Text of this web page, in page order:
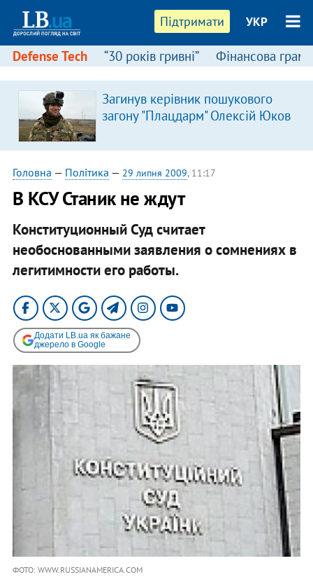
Підтримати УКР
Defense Tech “30 років гривні” Фінансова
Загинув керівник пошукового
загону "Плацдарм" Олексій Юков
Головна — Політика — 29 липня 2009, 11:17
В КСУ Станик не ждут
Конституционный Суд считает
необоснованными заявления о сомнениях в
легитимности его работы.
Додати LB.ua як бажане
джерело в Google
ФОТО: WWW.RUSSIANAMERICA.COM